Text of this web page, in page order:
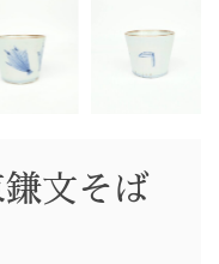
文そば